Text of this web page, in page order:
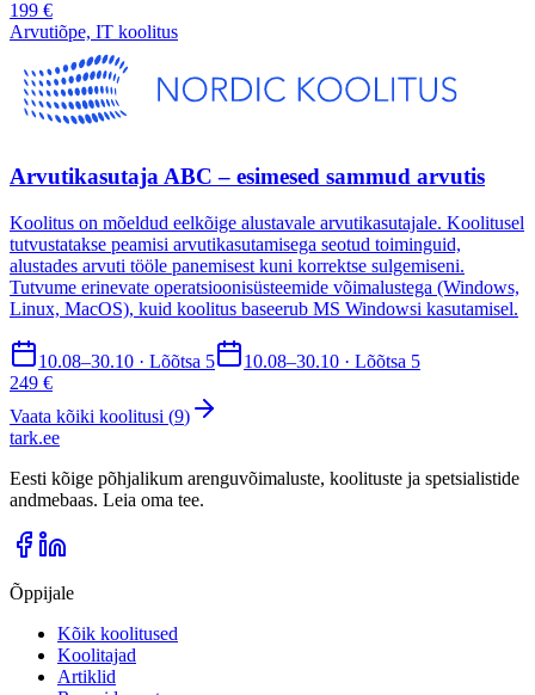
199 €
Arvutiõpe, IT koolitus
Arvutikasutaja ABC – esimesed sammud arvutis
Koolitus on mõeldud eelkõige alustavale arvutikasutajale. Koolitusel
tutvustatakse peamisi arvutikasutamisega seotud toiminguid,
alustades arvuti tööle panemisest kuni korrektse sulgemiseni.
Tutvume erinevate operatsioonisüsteemide võimalustega (Windows,
Linux, MacOS), kuid koolitus baseerub MS Windowsi kasutamisel.
10.08–30.10 · Lõõtsa 5
10.08–30.10 · Lõõtsa 5
249 €
Vaata kõiki koolitusi (9)
tark.ee
Eesti kõige põhjalikum arenguvõimaluste, koolituste ja spetsialistide
andmebaas. Leia oma tee.
Õppijale
Kõik koolitused
Koolitajad
Artiklid